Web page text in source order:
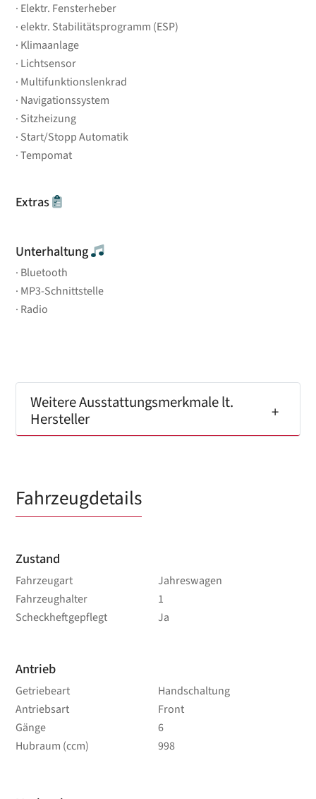
Elektr. Fensterheber
elektr. Stabilitätsprogramm (ESP)
Klimaanlage
Lichtsensor
Multifunktionslenkrad
Navigationssystem
Sitzheizung
Start/Stopp Automatik
Tempomat
Extras
Unterhaltung
Bluetooth
MP3-Schnittstelle
Radio
Weitere Ausstattungsmerkmale lt.
Hersteller
Fahrzeugdetails
Zustand
Fahrzeugart
Jahreswagen
Fahrzeughalter
1
Scheckheftgepflegt
Ja
Antrieb
Getriebeart
Handschaltung
Antriebsart
Front
Gänge
6
Hubraum (ccm)
998